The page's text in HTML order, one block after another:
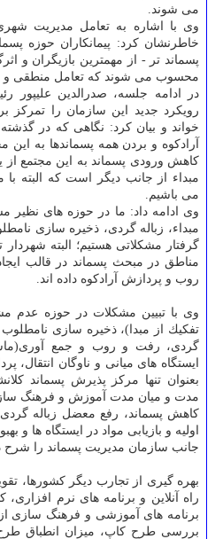
می شوند.
وی با اشاره به تعامل مدیریت شهری
خاطرنشان كرد: پیمانكاران حوزه
پسماند تر - از مهمترین بازیگران و
محسوب می شوند كه تعامل منطقی و
در ادامه جلسه، صدرالدین علیپور
رویكرد جدید این سازمان را تمركز
خواند و بیان كرد: نگاهی كه در
آرادكوه و بردن همه پسماندها به این
كاهش ورودی پسماند به این مجتمع از
مبداء از جانب دیگر است كه البته با
می باشیم.
وی ادامه داد: ما در حوزه های نظیر
مبداء، زباله گردی، ذخیره سازی
گرفتار مشكلاتی هستیم؛ البته
مناطق در مبحث پسماند در قالب
روب و پردازش آرادكوه داده اند.
وی با تبیین مشكلات در حوزه عدم
تفكیك از مبدا)، ذخیره سازی نامطلوب
گردی، رفت و روب و جمع
ایستگاه های میانی و ناوگان انتقال،
بعنوان تنها مركز پذیرش پسماند
مدت و میان مدت آموزش و فرهنگ سازی
كاهش پسماند، رفع معضل زباله
اولیه و بازیابی مواد در ایستگاه ها و
جانب سازمان مدیریت پسماند را شرح
بهره گیری از تجارب دیگر كشورها،
راه آنلاین و برنامه های نرم
برنامه های آموزشی و فرهنگ سازی
بررسی طرح كاپ، میزان انطباق